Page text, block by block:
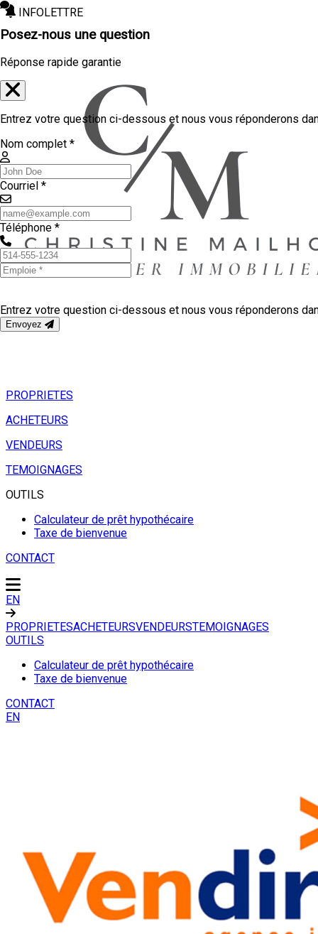
INFOLETTRE
PROPRIETES
ACHETEURS
VENDEURS
TEMOIGNAGES
OUTILS
Calculateur de prêt hypothécaire
Taxe de bienvenue
CONTACT
EN
PROPRIETESACHETEURSVENDEURSTEMOIGNAGES
OUTILS
Calculateur de prêt hypothécaire
Taxe de bienvenue
CONTACT
EN
Posez-nous une question
Réponse rapide garantie
Entrez votre question ci-dessous et nous vous réponderons
Nom complet *
Courriel *
Téléphone *
Entrez votre question ci-dessous et nous vous réponderons
Envoyez